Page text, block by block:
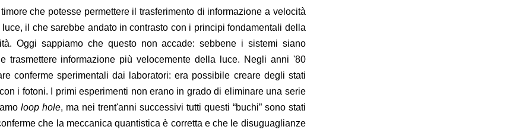
che potesse permettere il trasferimento di informazione a velocità
il che sarebbe andato in contrasto con i principi fondamentali della
Oggi sappiamo che questo non accade: sebbene i sistemi siano
trasmettere informazione più velocemente della luce. Negli anni '80
conferme sperimentali dai laboratori: era possibile creare degli stati
i fotoni. I primi esperimenti non erano in grado di eliminare una serie
loop hole, ma nei trent'anni successivi tutti questi “buchi” sono stati
che la meccanica quantistica è corretta e che le disuguaglianze